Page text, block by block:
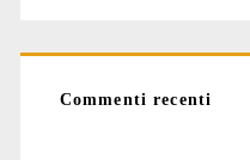
Commenti recenti